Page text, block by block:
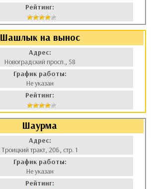
Рейтинг:
Шашлык на вынос
Адрес:
Новоградский просп., 58
График работы:
Не указан
Рейтинг:
Шаурма
Адрес:
Троицкий тракт, 20Б, стр. 1
График работы:
Не указан
Рейтинг: